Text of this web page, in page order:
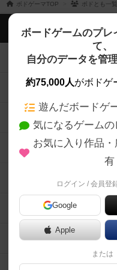
ボドゲーマTOP ボドとも一覧
ボードゲームのプレ
て、
自分のデータを管
約75,000人がボドゲ
遊んだボードゲ
気になるゲーム
お気に入り作品
有
ログイン / 会員登
Google
Apple
または
ボドゲーマTOP
ボードゲームを検索
ボードゲームの新着
ボードゲーム会情報
メカニクス特集
掲示板・トピックス
ボドとも・会員一覧
ボードゲーム業界コ